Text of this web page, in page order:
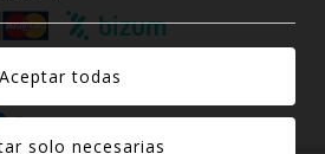
Gracias a